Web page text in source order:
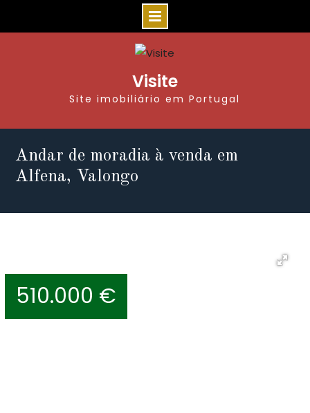
Visite
Site imobiliário em Portugal
Andar de moradia à venda em
Alfena, Valongo
510.000 €